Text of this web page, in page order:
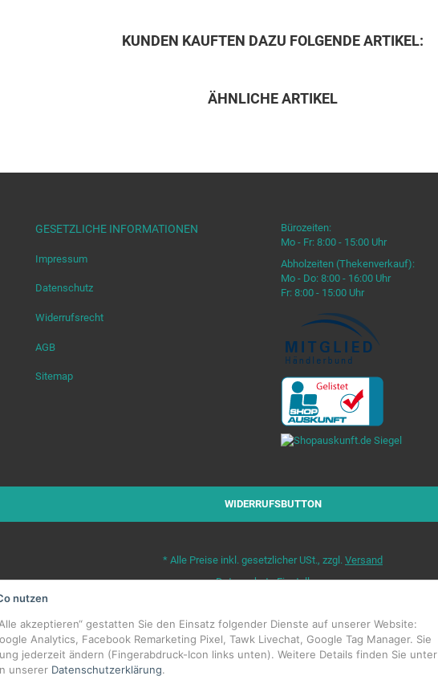
KUNDEN KAUFTEN DAZU FOLGENDE ARTIKEL:
ÄHNLICHE ARTIKEL
GESETZLICHE INFORMATIONEN
Impressum
Datenschutz
Widerrufsrecht
AGB
Sitemap
Bürozeiten:
Mo - Fr: 8:00 - 15:00 Uhr
Abholzeiten (Thekenverkauf):
Mo - Do: 8:00 - 16:00 Uhr
Fr: 8:00 - 15:00 Uhr
WIDERRUFSBUTTON
* Alle Preise inkl. gesetzlicher USt., zzgl. Versand
Datenschutz-Einstellungen
© Erkaflex.de
nutzen
akzeptieren“ gestatten Sie den Einsatz folgender Dienste auf unserer Website:
Analytics, Facebook Remarketing Pixel, Tawk Livechat, Google Tag Manager. Sie
jederzeit ändern (Fingerabdruck-Icon links unten). Weitere Details finden Sie unter
unserer Datenschutzerklärung.